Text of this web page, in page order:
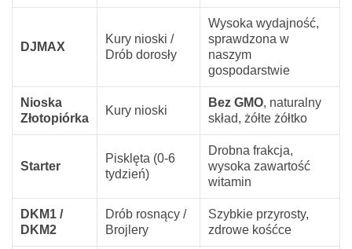
DJMAX
Kury nioski /
Drób dorosły
Wysoka wydajność,
sprawdzona w
naszym
gospodarstwie
Nioska
Złotopiórka
Kury nioski
Bez GMO, naturalny
skład, żółte żółtko
Starter
Pisklęta (0-6
tydzień)
Drobna frakcja,
wysoka zawartość
witamin
DKM1 /
DKM2
Drób rosnący /
Brojlery
Szybkie przyrosty,
zdrowe kośćce